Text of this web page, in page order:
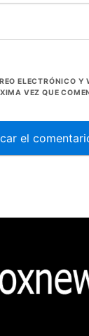
ELECTRÓNICO Y
VEZ QUE